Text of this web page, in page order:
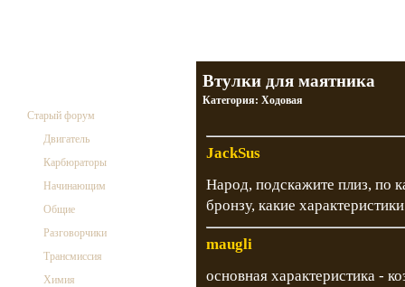
Старый форум
Двигатель
Карбюраторы
Начинающим
Общие
Разговорчики
Трансмиссия
Химия
Втулки для маятника
Категория: Ходовая
JackSus
Народ, подскажите плиз, по
бронзу, какие
maugli
основная характеристика -